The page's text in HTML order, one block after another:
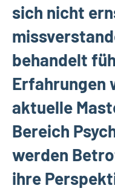
sich nicht
behandelt
Erfahrungen
aktuelle
Bereich
werden
ihre